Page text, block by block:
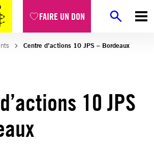
FAIRE UN DON
Centre d’actions 10 JPS – Bordeaux
10 JPS